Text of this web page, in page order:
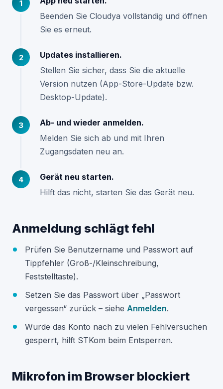
Beenden Sie Cloudya vollständig und öffnen
Sie es erneut.
Updates installieren.
Stellen Sie sicher, dass Sie die aktuelle
Version nutzen (App-Store-Update bzw.
Desktop-Update).
Ab- und wieder anmelden.
Melden Sie sich ab und mit Ihren
Zugangsdaten neu an.
Gerät neu starten.
Hilft das nicht, starten Sie das Gerät neu.
Anmeldung schlägt fehl
Prüfen Sie Benutzername und Passwort auf
Tippfehler (Groß-/Kleinschreibung,
Feststelltaste).
Setzen Sie das Passwort über „Passwort
vergessen“ zurück – siehe Anmelden.
Wurde das Konto nach zu vielen Fehlversuchen
gesperrt, hilft STKom beim Entsperren.
Mikrofon im Browser blockiert